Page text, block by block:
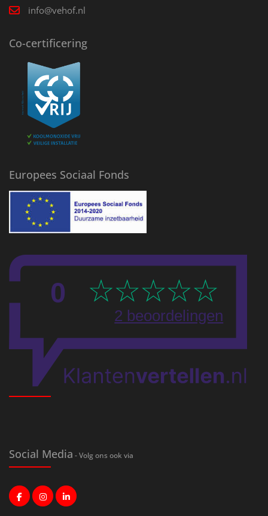
info@vehof.nl
Co-certificering
Europees Sociaal Fonds
Social Media - Volg ons ook via